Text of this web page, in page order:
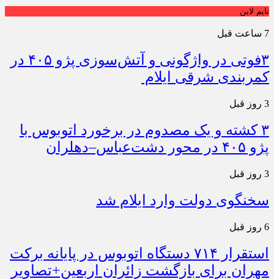
تایم لاین
7 ساعت قبل
۳فوتی در واژگونی و آتش‌سوزی پژو ۴۰۵ در
کمربندی شرقی ایلام
3 روز قبل
۳ کشته و یک مصدوم در برخورد اتوبوس با
پژو ۴۰۵ در محور دشت‌عباس–دهلران
3 روز قبل
سخنگوی دولت وارد ایلام شد
6 روز قبل
استقرار ۷۱۴ دستگاه اتوبوس در پایانه برکت
مهران برای بازگشت زائران اربعین+تصاویر